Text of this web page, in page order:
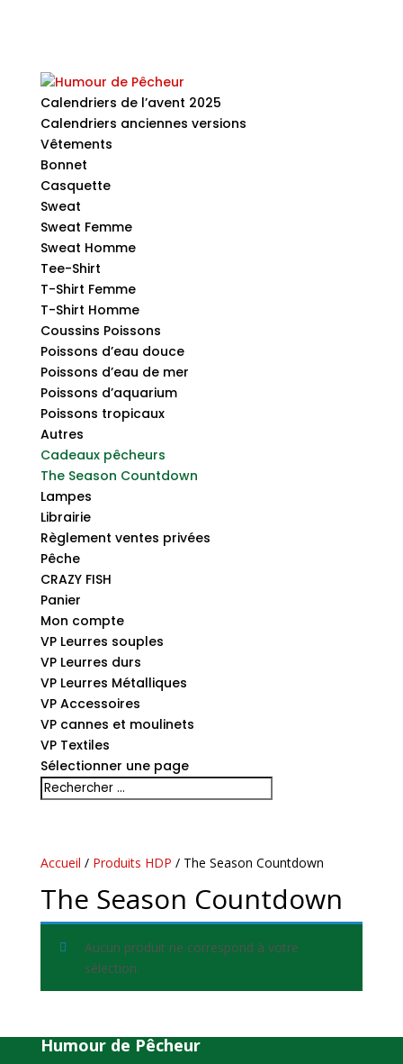
Calendriers de l’avent 2025
Calendriers anciennes versions
Vêtements
Bonnet
Casquette
Sweat
Sweat Femme
Sweat Homme
Tee-Shirt
T-Shirt Femme
T-Shirt Homme
Coussins Poissons
Poissons d’eau douce
Poissons d’eau de mer
Poissons d’aquarium
Poissons tropicaux
Autres
Cadeaux pêcheurs
The Season Countdown
Lampes
Librairie
Règlement ventes privées
Pêche
CRAZY FISH
Panier
Mon compte
VP Leurres souples
VP Leurres durs
VP Leurres Métalliques
VP Accessoires
VP cannes et moulinets
VP Textiles
Sélectionner une page
Accueil / Produits HDP / The Season Countdown
The Season Countdown
Aucun produit ne correspond à votre
sélection.
Humour de Pêcheur